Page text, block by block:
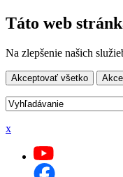
Táto web
Na zlepšenie našich
Akceptovať všetko
x